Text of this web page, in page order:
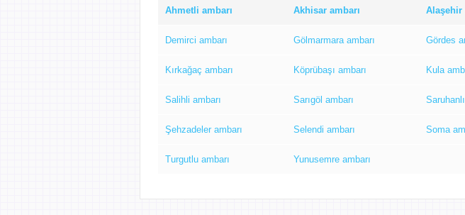
Ahmetli ambarı Akhisar ambarı Alaşehir
Demirci ambarı Gölmarmara ambarı Gördes
Kırkağaç ambarı Köprübaşı ambarı Kula
Salihli ambarı Sarıgöl ambarı
Şehzadeler ambarı Selendi ambarı Soma
Turgutlu ambarı Yunusemre ambarı